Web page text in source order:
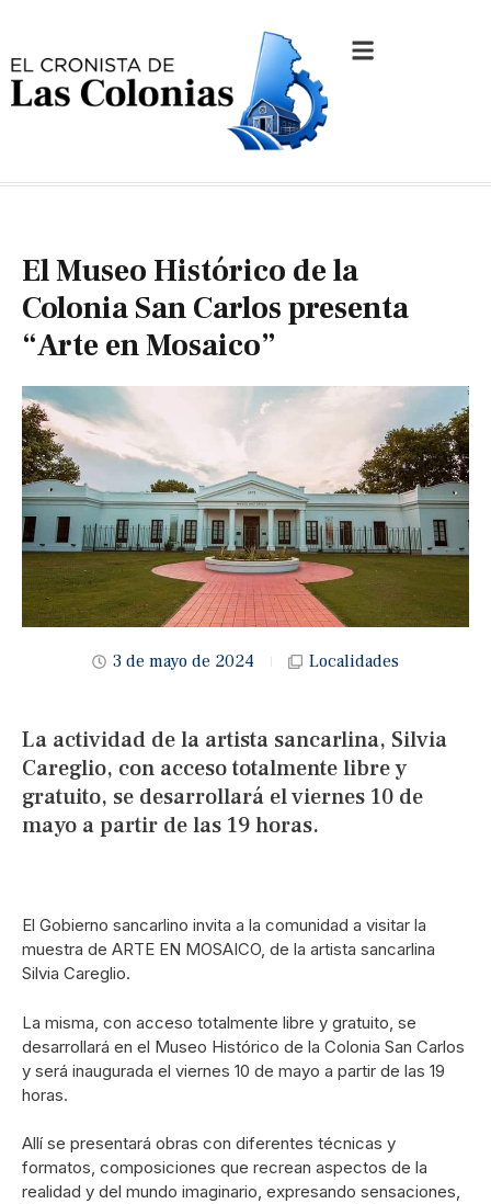
El Museo Histórico de la
Colonia San Carlos presenta
“Arte en Mosaico”
3 de mayo de 2024 Localidades
La actividad de la artista sancarlina, Silvia
Careglio, con acceso totalmente libre y
gratuito, se desarrollará el viernes 10 de
mayo a partir de las 19 horas.
El Gobierno sancarlino invita a la comunidad a visitar la
muestra de ARTE EN MOSAICO, de la artista sancarlina
Silvia Careglio.
La misma, con acceso totalmente libre y gratuito, se
desarrollará en el Museo Histórico de la Colonia San Carlos
y será inaugurada el viernes 10 de mayo a partir de las 19
horas.
Allí se presentará obras con diferentes técnicas y
formatos, composiciones que recrean aspectos de la
realidad y del mundo imaginario, expresando sensaciones,